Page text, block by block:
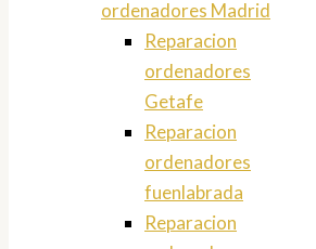
ordenadores Madrid
Reparacion
ordenadores
Getafe
Reparacion
ordenadores
fuenlabrada
Reparacion